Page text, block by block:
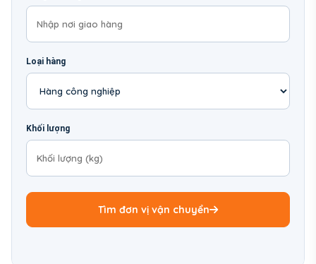
Loại hàng
Khối lượng
Tìm đơn vị vận chuyển